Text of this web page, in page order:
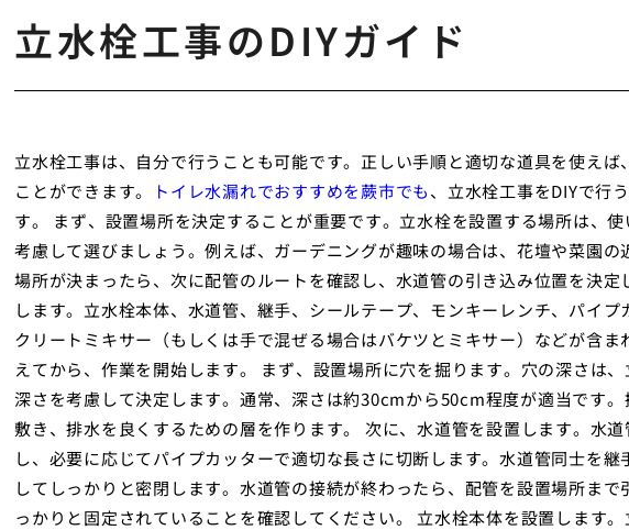
立水栓工事のDIYガイド
立水栓工事は、自分で行うことも可能です。正しい手順と適切な道具を使えば
ことができます。
トイレ水漏れでおすすめを蕨市でも、立水栓工事をDIYで行
す。 まず、設置場所を決定することが重要です。立水栓を設置する場所は、
考慮して選びましょう。例えば、ガーデニングが趣味の場合は、花壇や菜園
場所が決まったら、次に配管のルートを確認し、水道管の引き込み位置を決
します。立水栓本体、水道管、継手、シールテープ、モンキーレンチ、パイ
クリートミキサー（もしくは手で混ぜる場合はバケツとミキサー）などが含
えてから、作業を開始します。 まず、設置場所に穴を掘ります。穴の深さは
深さを考慮して決定します。通常、深さは約30cmから50cm程度が適当です
敷き、排水を良くするための層を作ります。 次に、水道管を設置します。水
し、必要に応じてパイプカッターで適切な長さに切断します。水道管同士を
してしっかりと密閉します。水道管の接続が終わったら、配管を設置場所ま
っかりと固定されていることを確認してください。 立水栓本体を設置します